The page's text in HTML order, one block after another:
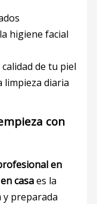
higiene facial
de tu piel
limpieza diaria
con
en
casaes la
y preparada